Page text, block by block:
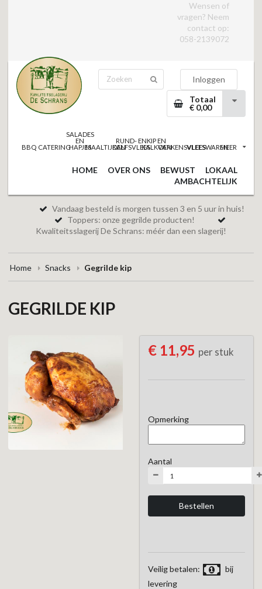
Wensen of
vragen? Neem
contact op:
058-2139072
Inloggen
Totaal
€ 0,00
BBQ CATERING
SALADES
EN
HAPJESMAALTIJDEN
RUND- EN
KALFSVLEES
KIP EN
KALKOENVARKENSVLEESVLEESWARENMEER
HOME OVER ONS BEWUST
LOKAAL
AMBACHTELIJK
Vandaag besteld is morgen tussen 3 en 5 uur in huis!
Toppers: onze gegrilde producten!
Kwaliteitsslagerij De Schrans: méér dan een slagerij!
Home Snacks Gegrilde kip
GEGRILDE KIP
€ 11,95 per stuk
Opmerking
Aantal
Veilig betalen:
bij
levering